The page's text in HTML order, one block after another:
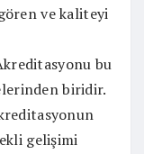
ve kaliteyi
bu
biridir.
gelişimi